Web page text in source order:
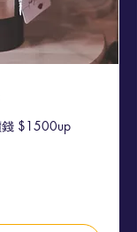
錢 $1500up